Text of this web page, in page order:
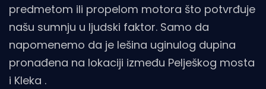
predmetom ili propelom motora što potvrđuje
našu sumnju u ljudski faktor. Samo da
napomenemo da je lešina uginulog dupina
pronađena na lokaciji između Pelješkog mosta
i Kleka .